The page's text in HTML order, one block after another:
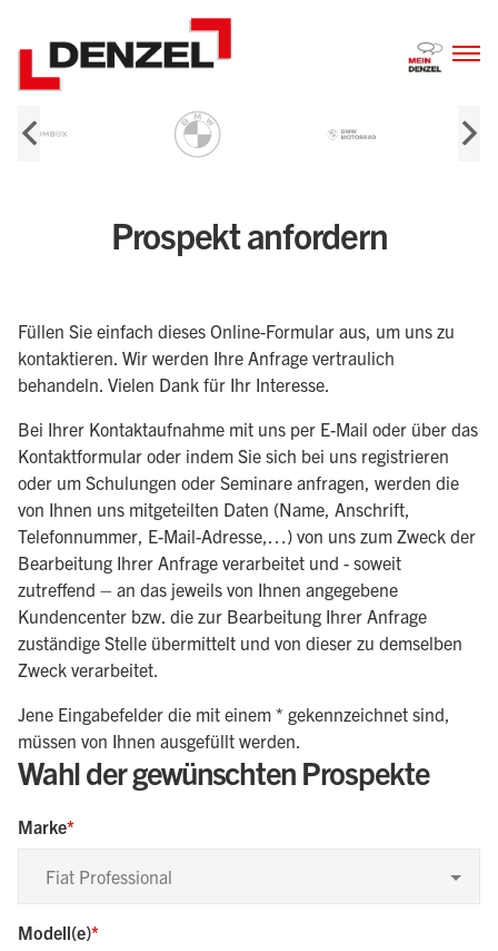
Inhalt
Prospekt anfordern
Füllen Sie einfach dieses Online-Formular aus, um uns zu
kontaktieren. Wir werden Ihre Anfrage vertraulich
behandeln. Vielen Dank für Ihr Interesse.
Bei Ihrer Kontaktaufnahme mit uns per E-Mail oder über das
Kontaktformular oder indem Sie sich bei uns registrieren
oder um Schulungen oder Seminare anfragen, werden die
von Ihnen uns mitgeteilten Daten (Name, Anschrift,
Telefonnummer, E-Mail-Adresse,…) von uns zum Zweck der
Bearbeitung Ihrer Anfrage verarbeitet und - soweit
zutreffend – an das jeweils von Ihnen angegebene
Kundencenter bzw. die zur Bearbeitung Ihrer Anfrage
zuständige Stelle übermittelt und von dieser zu demselben
Zweck verarbeitet.
Jene Eingabefelder die mit einem * gekennzeichnet sind,
müssen von Ihnen ausgefüllt werden.
Wahl der gewünschten Prospekte
Marke
Fiat Professional
Modell(e)